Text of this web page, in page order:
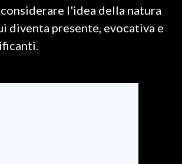
l'idea della natura
diventa presente, evocativa e